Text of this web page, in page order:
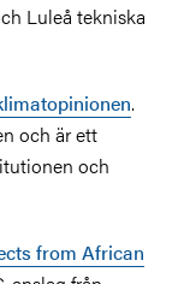
Luleå tekniska
.
och är ett
och
from African